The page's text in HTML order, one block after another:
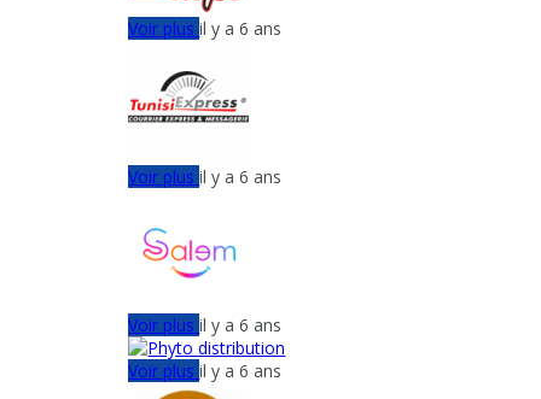
Voir plusil y a 6 ans
Voir plusil y a 6 ans
Voir plusil y a 6 ans
Voir plusil y a 6 ans